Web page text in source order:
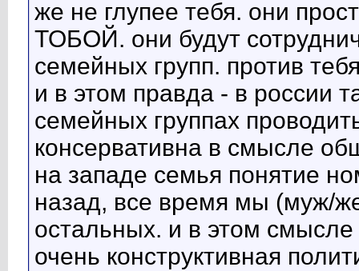
же не глупее тебя. они
ТОБОЙ. они будут
семейных групп. против
и в этом правда - в россии
семейных группах
консервативна в смысле
на западе семья понятие
назад, все время мы (муж/
остальных. и в этом смысле
очень конструктивная